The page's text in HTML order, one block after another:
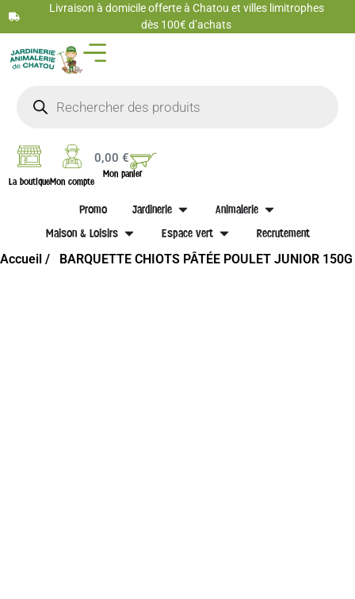
Livraison à domicile offerte à Chatou et villes limitrophes
dès 100€ d’achats
La boutiqueMon compte
0,00€
Mon panier
Promo Jardinerie
Animalerie
Maison & Loisirs
Espace vert Recrutement
Accueil / BARQUETTE CHIOTS PÂTÉE POULET JUNIOR 150G